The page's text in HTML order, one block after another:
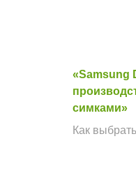
«Samsung
симками»
Как